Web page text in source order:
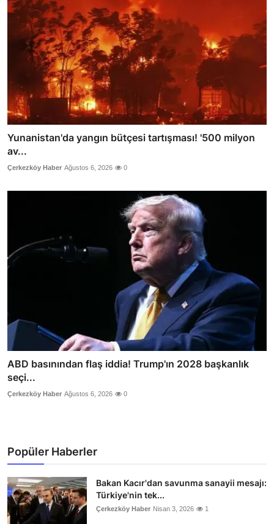
Yunanistan'da yangın bütçesi tartışması! '500 milyon
av...
Çerkezköy Haber Ağustos 6, 2026 0
ABD basınından flaş iddia! Trump'ın 2028 başkanlık
seçi...
Çerkezköy Haber Ağustos 6, 2026 0
Popüler Haberler
Bakan Kacır'dan savunma sanayii mesajı:
Türkiye'nin tek...
Çerkezköy Haber Nisan 3, 2026 1